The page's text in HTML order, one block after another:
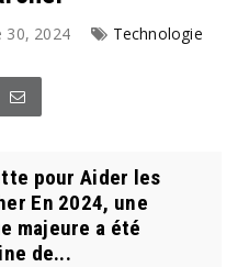
30, 2024 Technologie
pour Aider les
En 2024, une
majeure a été
de...